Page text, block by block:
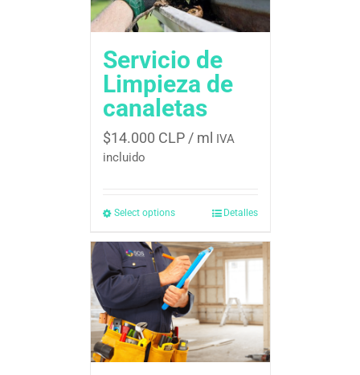
Servicio de
Limpieza de
canaletas
$14.000 CLP/ ml IVA
incluido
Select options Detalles